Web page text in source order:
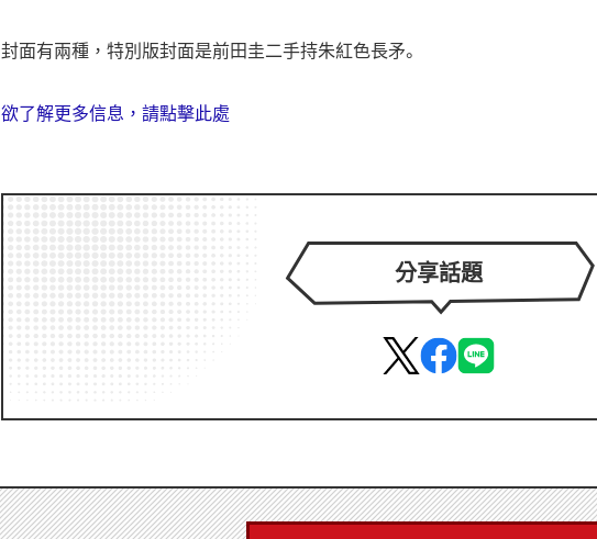
封面有兩種，特別版封面是前田圭二手持朱紅色長矛。
欲了解更多信息，請點擊此處
分享話題